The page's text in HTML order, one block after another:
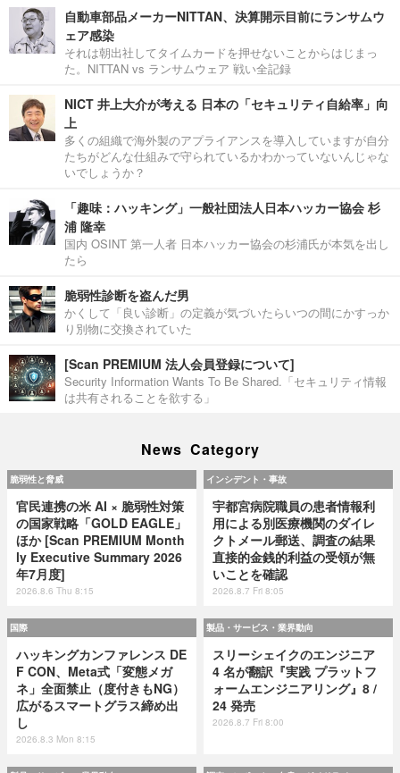
自動車部品メーカーNITTAN、決算開示目前にランサムウ
ェア感染
それは朝出社してタイムカードを押せないことからはじまっ
た。NITTAN vs ランサムウェア 戦い全記録
NICT 井上大介が考える 日本の「セキュリティ自給率」向
上
多くの組織で海外製のアプライアンスを導入していますが自分
たちがどんな仕組みで守られているかわかっていないんじゃな
いでしょうか？
「趣味：ハッキング」一般社団法人日本ハッカー協会 杉
浦 隆幸
国内 OSINT 第一人者 日本ハッカー協会の杉浦氏が本気を出し
たら
脆弱性診断を盗んだ男
かくして「良い診断」の定義が気づいたらいつの間にかすっか
り別物に交換されていた
[Scan PREMIUM 法人会員登録について]
Security Information Wants To Be Shared.「セキュリティ情報
は共有されることを欲する」
News Category
脆弱性と脅威
官民連携の米 AI × 脆弱性対策
の国家戦略「GOLD EAGLE」
ほか [Scan PREMIUM Month
ly Executive Summary 2026
年7月度]
2026.8.6 Thu 8:15
インシデント・事故
宇都宮病院職員の患者情報利
用による別医療機関のダイレ
クトメール郵送、調査の結果
直接的金銭的利益の受領が無
いことを確認
2026.8.7 Fri 8:05
国際
ハッキングカンファレンス DE
F CON、Meta式「変態メガ
ネ」全面禁止（度付きもNG）
広がるスマートグラス締め出
し
2026.8.3 Mon 8:15
製品・サービス・業界動向
スリーシェイクのエンジニア
4 名が翻訳『実践 プラットフ
ォームエンジニアリング』8 /
24 発売
2026.8.7 Fri 8:00